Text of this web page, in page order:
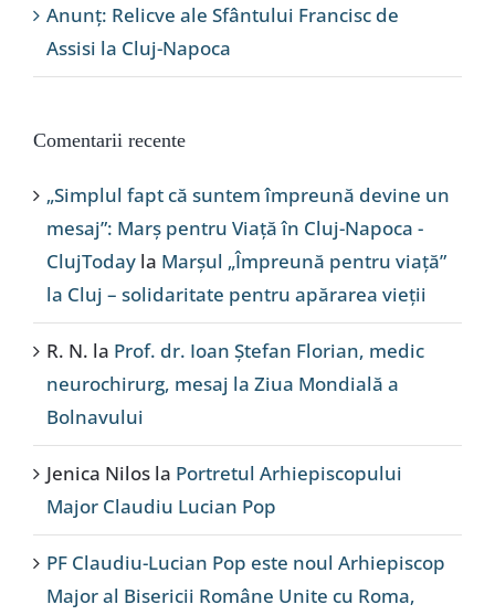
Anunț: Relicve ale Sfântului Francisc de
Assisi la Cluj-Napoca
Comentarii recente
„Simplul fapt că suntem împreună devine un
mesaj”: Marș pentru Viață în Cluj-Napoca -
ClujToday la Marșul „Împreună pentru viață”
la Cluj – solidaritate pentru apărarea vieții
R. N. la Prof. dr. Ioan Ștefan Florian, medic
neurochirurg, mesaj la Ziua Mondială a
Bolnavului
Jenica Nilos la Portretul Arhiepiscopului
Major Claudiu Lucian Pop
PF Claudiu-Lucian Pop este noul Arhiepiscop
Major al Bisericii Române Unite cu Roma,